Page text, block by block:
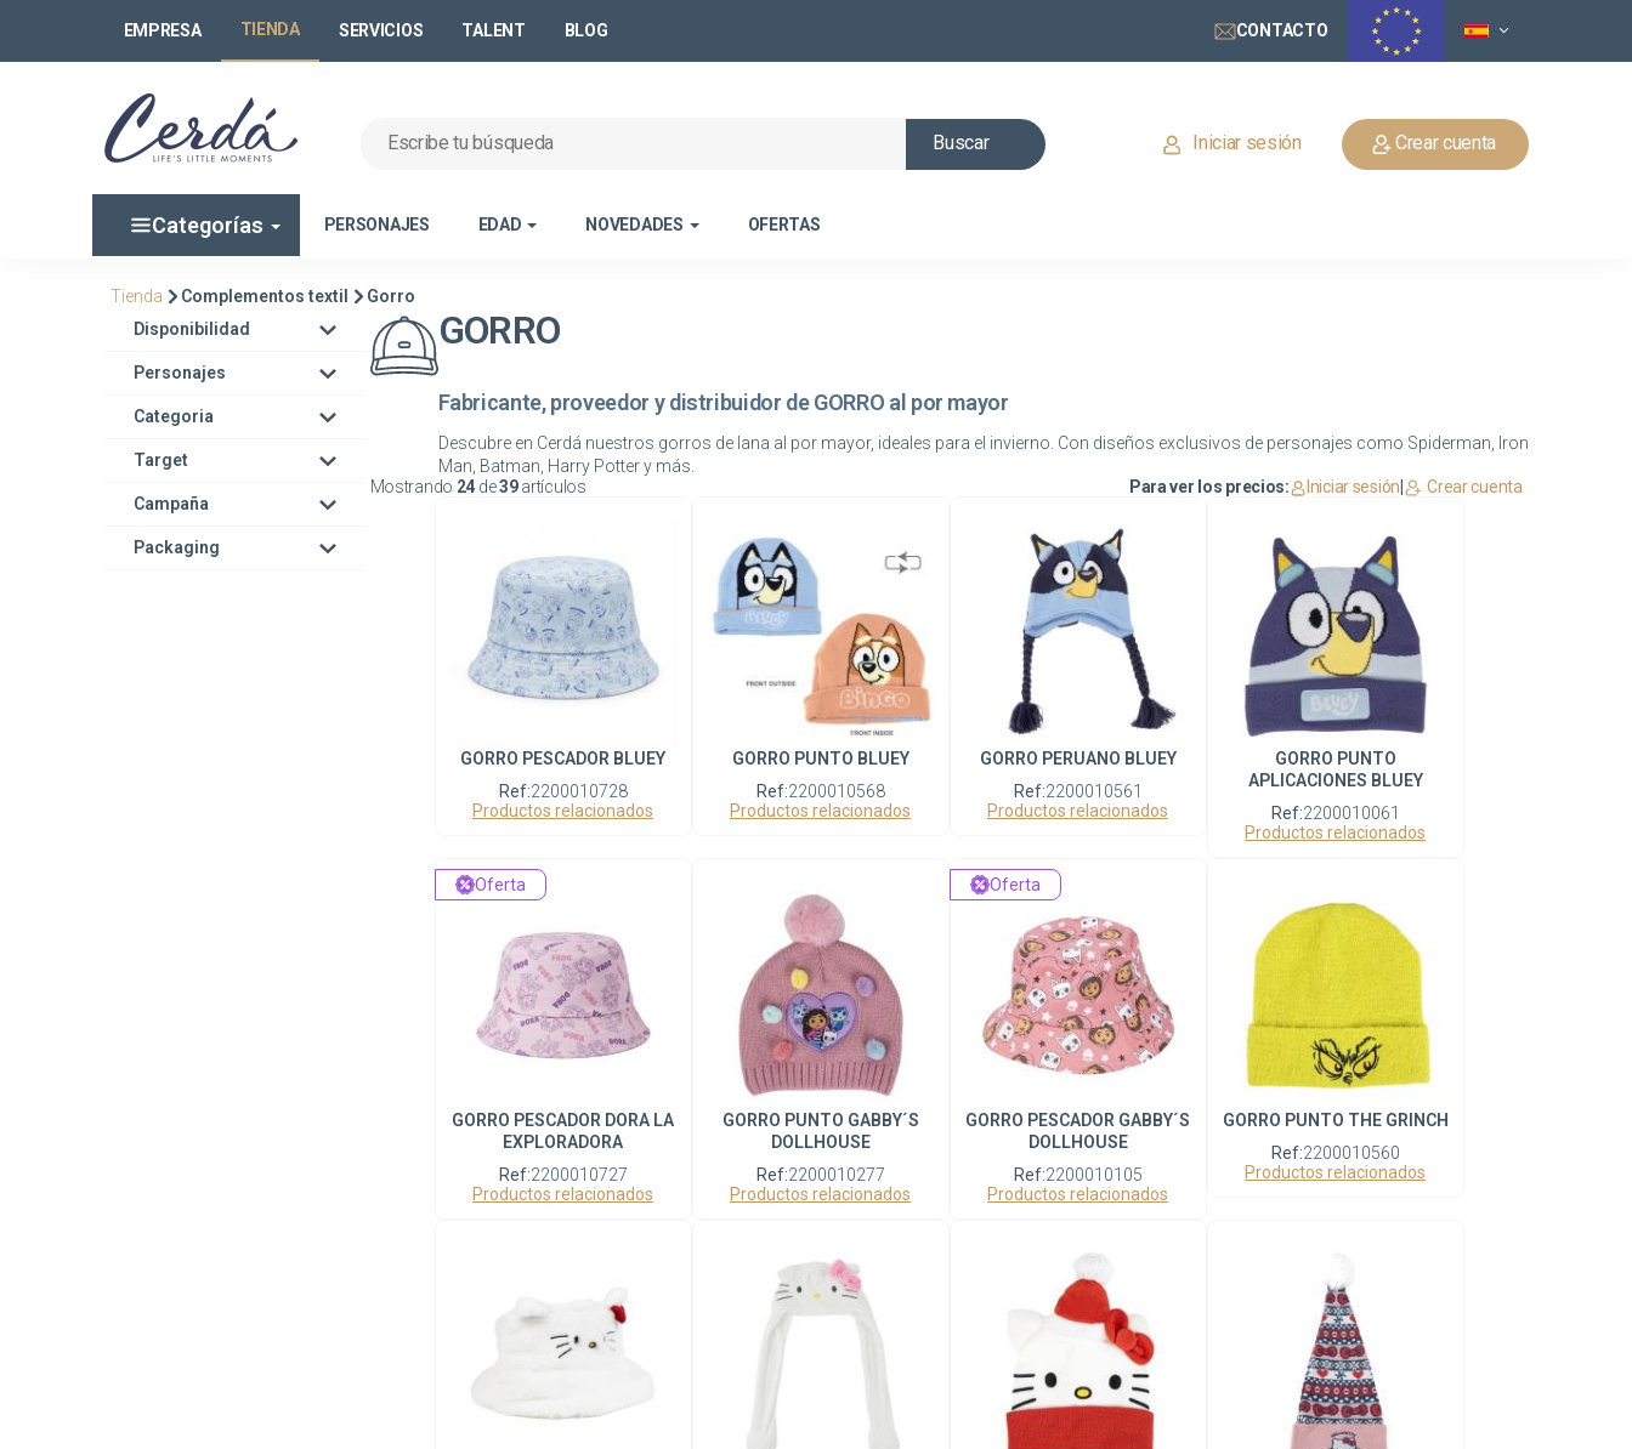
EMPRESA TIENDA SERVICIOS TALENT BLOG CONTACTO
Buscar Iniciar sesión Crear cuenta
Categorías PERSONAJES EDAD NOVEDADES OFERTAS
Tienda Complementos textil
Gorro
Disponibilidad
Personajes
Categoria
Target
Campaña
Packaging
GORRO
Fabricante, proveedor y distribuidor de GORRO al por mayor
Descubre en Cerdá nuestros gorros de lana al por mayor, ideales para el invierno. Con diseños exclusivos de personajes como Spiderman, Iron
Mostrando 24 de39artículos Para ver los precios: Iniciar sesión| Crear cuenta
GORRO PESCADOR BLUEY
Ref:2200010728
Productos relacionados
GORRO PUNTO BLUEY
Ref:2200010568
Productos relacionados
GORRO PERUANO BLUEY
Ref:2200010561
Productos relacionados
GORRO PUNTO
APLICACIONES BLUEY
Ref:2200010061
Productos relacionados
GORRO PESCADOR DORA LA
EXPLORADORA
Ref:2200010727
Productos relacionados
Oferta
GORRO PUNTO GABBY´S
DOLLHOUSE
Ref:2200010277
Productos relacionados
GORRO PESCADOR GABBY´S
DOLLHOUSE
Ref:2200010105
Productos relacionados
Oferta
GORRO PUNTO THE GRINCH
Ref:2200010560
Productos relacionados